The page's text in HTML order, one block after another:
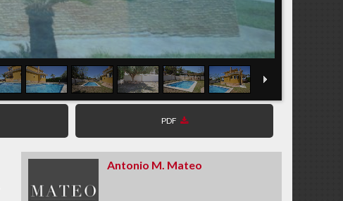
PDF
Antonio M. Mateo